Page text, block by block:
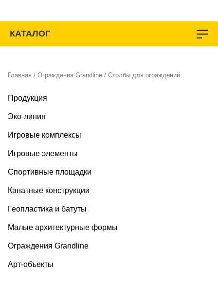
содержимому
КАТАЛОГ
Главная / Ограждения Grandline / Столбы для ограждений
Продукция
Эко-линия
Игровые комплексы
Игровые элементы
Спортивные площадки
Канатные конструкции
Геопластика и батуты
Малые архитектурные формы
Ограждения Grandline
Арт-объекты